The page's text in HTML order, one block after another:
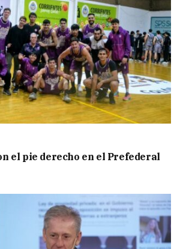
el pie derecho en el Prefederal